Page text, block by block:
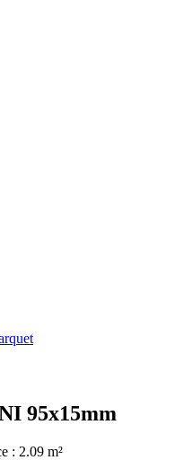
95x15mm
: 2.09 m²